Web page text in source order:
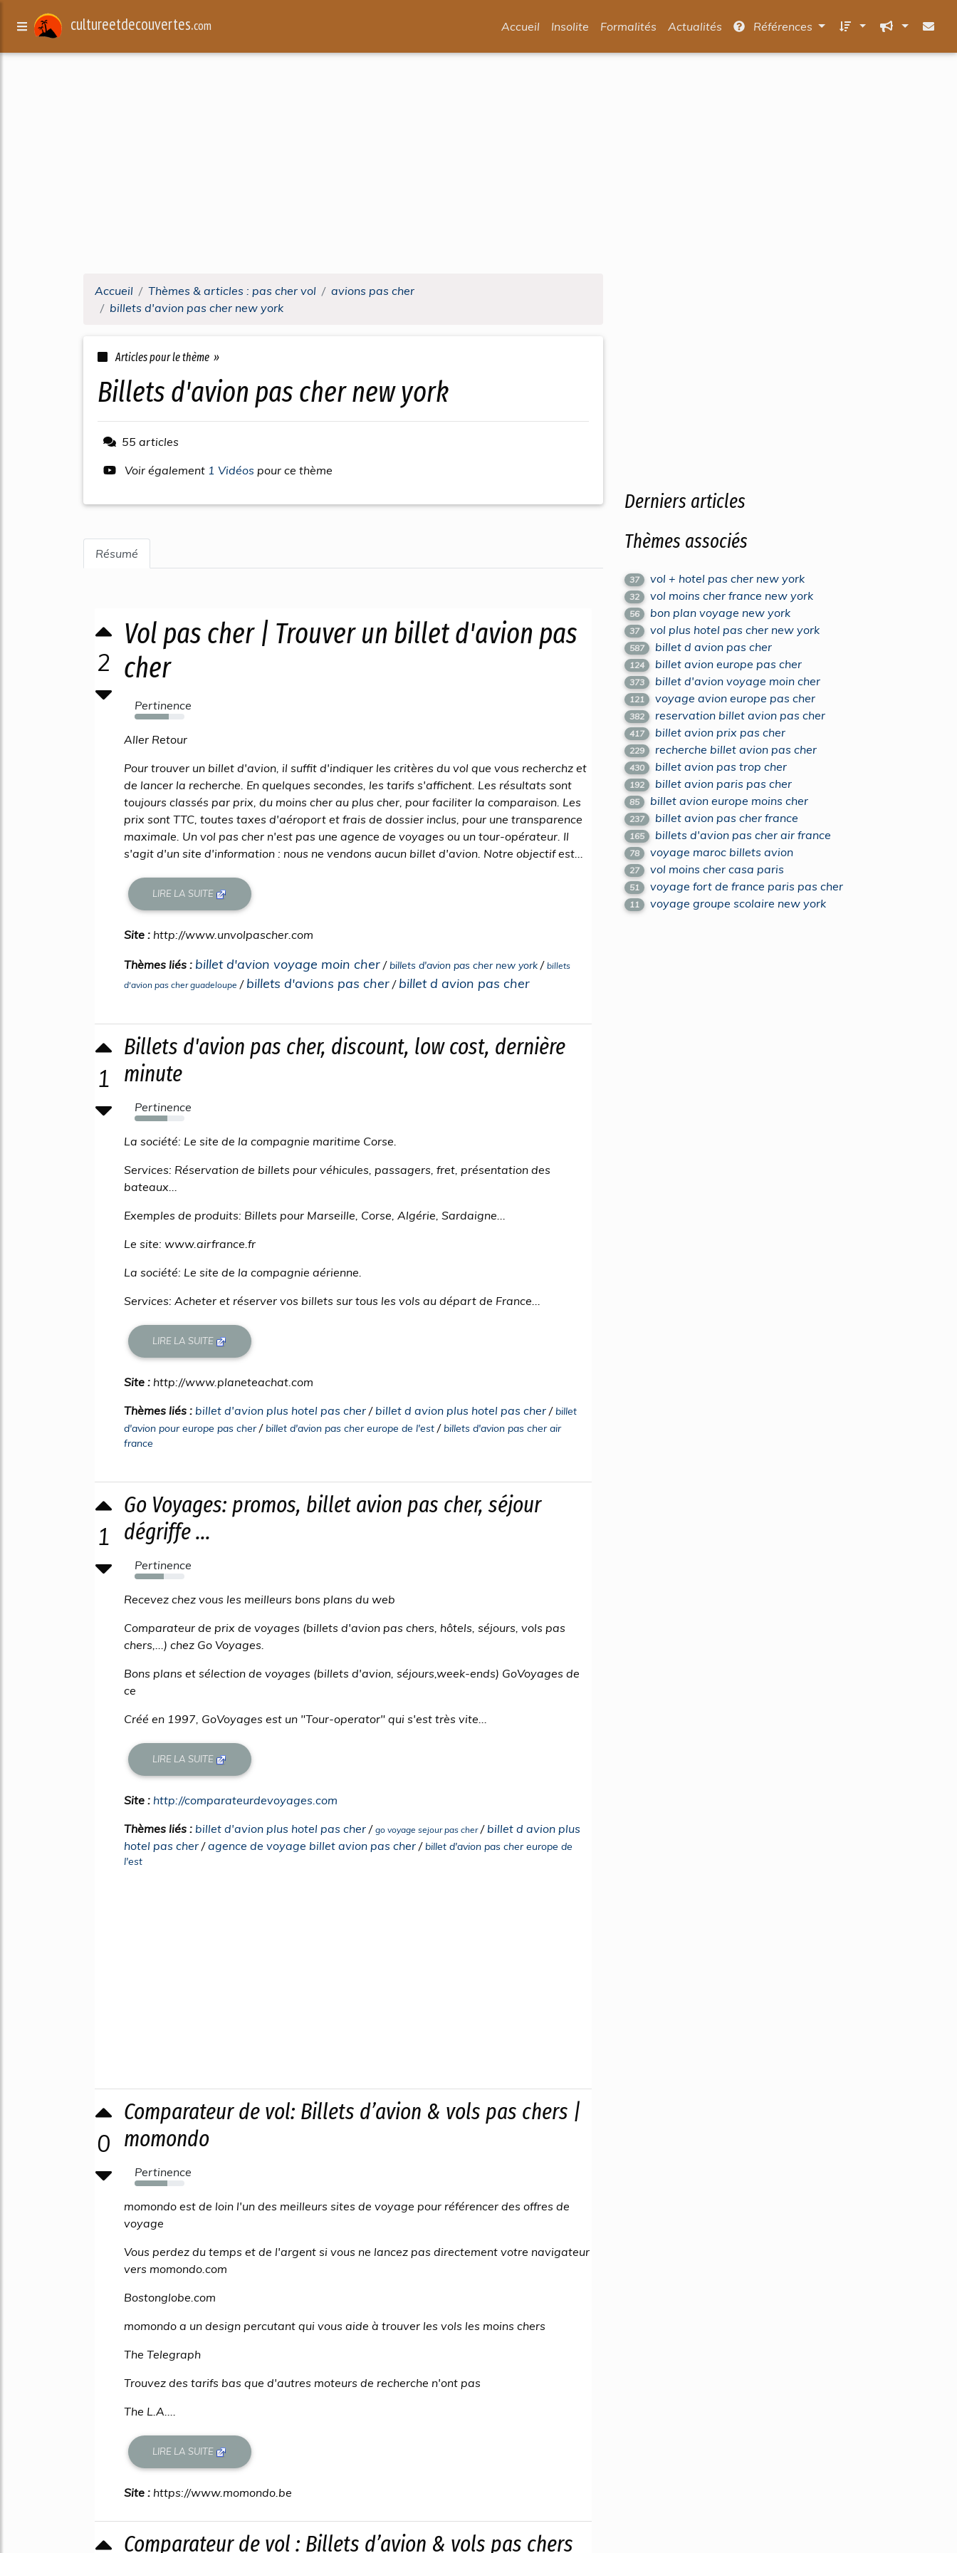
cultureetdecouvertes.com Accueil Insolite Formalités Actualités Références
Accueil Thèmes & articles : pas cher vol
avions pas cher
billets d'avion pas cher new york
Articles pour le thème »
billets d'avion pas cher new york
55 articles
Voir également 1 Vidéos pour ce thème
Résumé
2
Vol pas cher | Trouver un billet d'avion pas
cher
Pertinence
68%
Aller Retour
Pour trouver un billet d'avion, il suffit d'indiquer les critères du vol que vous recherchz et
de lancer la recherche. En quelques secondes, les tarifs s'affichent. Les résultats sont
toujours classés par prix, du moins cher au plus cher, pour faciliter la comparaison. Les
prix sont TTC, toutes taxes d'aéroport et frais de dossier inclus, pour une transparence
maximale. Un vol pas cher n'est pas une agence de voyages ou un tour-opérateur. Il
s'agit d'un site d'information : nous ne vendons aucun billet d'avion. Notre objectif est...
LIRE LA SUITE
Site : http://www.unvolpascher.com
Thèmes liés : billet d'avion voyage moin cher /billets d'avion pas cher new york / billets
d'avion pas cher guadeloupe / billets d'avions pas cher / billet d avion pas cher
1
Billets d'avion pas cher, discount, low cost, dernière
minute
Pertinence
66%
La société: Le site de la compagnie maritime Corse.
Services: Réservation de billets pour véhicules, passagers, fret, présentation des
bateaux...
Exemples de produits: Billets pour Marseille, Corse, Algérie, Sardaigne...
Le site: www.airfrance.fr
La société: Le site de la compagnie aérienne.
Services: Acheter et réserver vos billets sur tous les vols au départ de France...
LIRE LA SUITE
Site : http://www.planeteachat.com
Thèmes liés : billet d'avion plus hotel pas cher / billet d avion plus hotel pas cher /billet
d'avion pour europe pas cher/billet d'avion pas cher europe de l'est /billets d'avion pas cher air
france
1
Go Voyages: promos, billet avion pas cher, séjour
dégriffe ...
Pertinence
58%
Recevez chez vous les meilleurs bons plans du web
Comparateur de prix de voyages (billets d'avion pas chers, hôtels, séjours, vols pas
chers,...) chez Go Voyages.
Bons plans et sélection de voyages (billets d'avion, séjours,week-ends) GoVoyages de
ce
Créé en 1997, GoVoyages est un "Tour-operator" qui s'est très vite...
LIRE LA SUITE
Site : http://comparateurdevoyages.com
Thèmes liés : billet d'avion plus hotel pas cher / go voyage sejour pas cher/ billet d avion plus
hotel pas cher /agence de voyage billet avion pas cher /billet d'avion pas cher europe de
l'est
0
Comparateur de vol: Billets d’avion & vols pas chers |
momondo
Pertinence
65%
momondo est de loin l'un des meilleurs sites de voyage pour référencer des offres de
voyage
Vous perdez du temps et de l'argent si vous ne lancez pas directement votre navigateur
vers momondo.com
Bostonglobe.com
momondo a un design percutant qui vous aide à trouver les vols les moins chers
The Telegraph
Trouvez des tarifs bas que d'autres moteurs de recherche n'ont pas
The L.A....
LIRE LA SUITE
Site : https://www.momondo.be
Comparateur de vol : Billets d’avion & vols pas chers
Derniers articles
Thèmes associés
37 vol + hotel pas cher new york
32 vol moins cher france new york
56 bon plan voyage new york
37 vol plus hotel pas cher new york
587 billet d avion pas cher
124 billet avion europe pas cher
373 billet d'avion voyage moin cher
121 voyage avion europe pas cher
382 reservation billet avion pas cher
417 billet avion prix pas cher
229 recherche billet avion pas cher
430 billet avion pas trop cher
192 billet avion paris pas cher
85 billet avion europe moins cher
237 billet avion pas cher france
165 billets d'avion pas cher air france
78 voyage maroc billets avion
27 vol moins cher casa paris
51 voyage fort de france paris pas cher
11 voyage groupe scolaire new york